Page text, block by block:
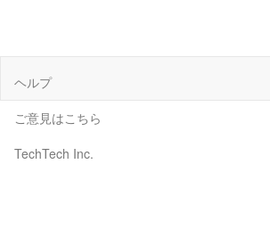
ヘルプ
ご意見はこちら
TechTech Inc.